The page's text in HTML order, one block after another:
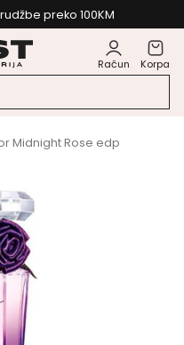
preko 100KM
Račun Korpa
Midnight Rose edp